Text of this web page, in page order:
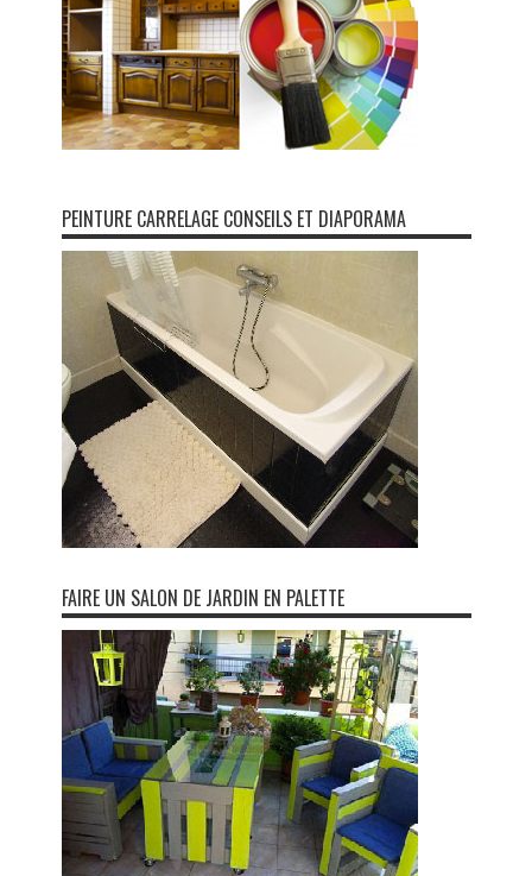
PEINTURE CARRELAGE CONSEILS ET DIAPORAMA
FAIRE UN SALON DE JARDIN EN PALETTE